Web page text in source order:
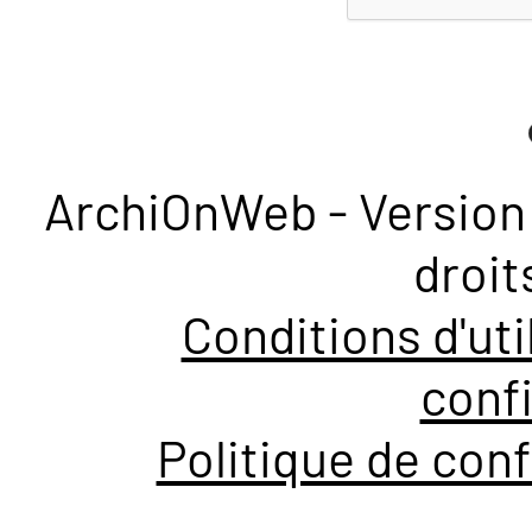
ArchiOnWeb -
Conditions
Politique de